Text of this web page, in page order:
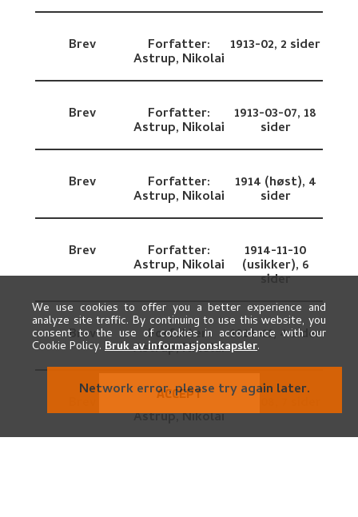
Brev Forfatter:
Astrup, Nikolai
1913-02, 2 sider
Brev Forfatter:
Astrup, Nikolai
1913-03-07,18
sider
Brev Forfatter:
Astrup, Nikolai
1914 (høst), 4
sider
Brev Forfatter:
Astrup, Nikolai
1914-11-10
(usikker), 6
sider
Brev Forfatter:
Astrup, Nikolai
1914-11, 4 sider
Forfatter:
Astrup, Nikolai
We use cookies to offer you a better experience and
analyze site traffic. By continuing to use this website, you
consent to the use of cookies in accordance with our
Cookie Policy. Bruk av informasjonskapsler.
ACCEPT